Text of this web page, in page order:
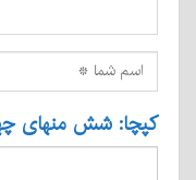
کپچا: شش منهای